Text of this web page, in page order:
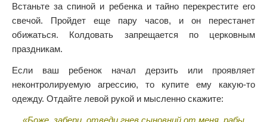
Встаньте за спиной и ребенка и тайно перекрестите его
свечой. Пройдет еще пару часов, и он перестанет
обижаться. Колдовать запрещается по церковным
праздникам.
Если ваш ребенок начал дерзить или проявляет
неконтролируемую агрессию, то купите ему какую-то
одежду. Отдайте левой рукой и мысленно скажите:
«Боже, забери, отведи гнев сыновний от меня, рабы